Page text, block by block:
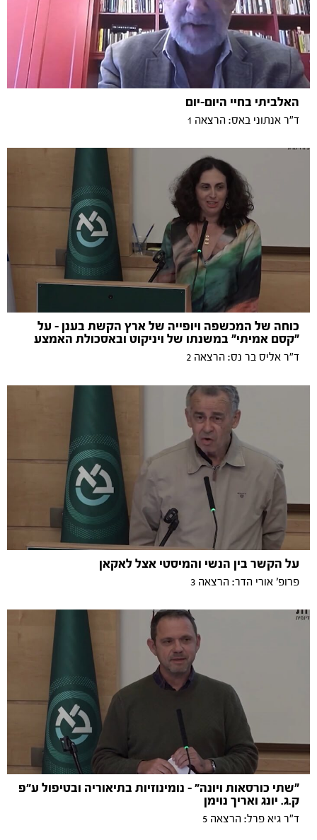
האלביתי בחיי היום-יום
ד"ר אנתוני באס: הרצאה 1
כוחה של המכשפה ויופייה של ארץ הקשת בענן – על
"קסם אמיתי" במשנתו של ויניקוט ובאסכולת האמצע
ד"ר אליס בר נס: הרצאה 2
על הקשר בין הנשי והמיסטי אצל לאקאן
פרופ' אורי הדר: הרצאה 3
"שתי כורסאות ויונה״ – נומינוזיות בתיאוריה ובטיפול ע״פ
ק.ג. יונג ואריך נוימן
ד"ר גיא פרל: הרצאה 5